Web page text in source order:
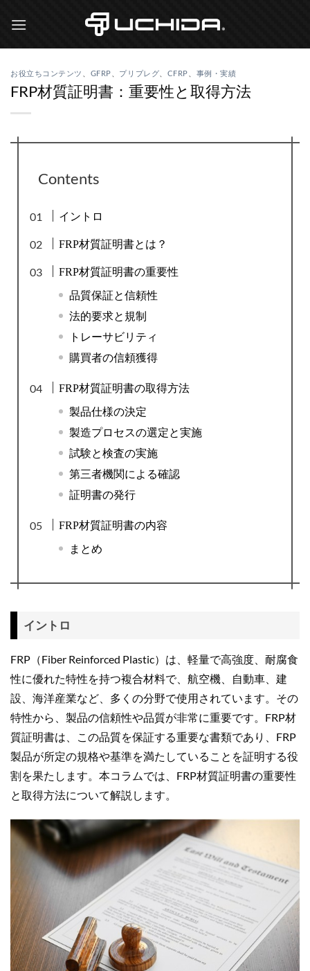
お役立ちコンテンツ GFRP プリプレグ CFRP 事例・実績
FRP材質証明書：重要性と取得方法
Contents
イントロ
FRP材質証明書とは？
FRP材質証明書の重要性
品質保証と信頼性
法的要求と規制
トレーサビリティ
購買者の信頼獲得
FRP材質証明書の取得方法
製品仕様の決定
製造プロセスの選定と実施
試験と検査の実施
第三者機関による確認
証明書の発行
FRP材質証明書の内容
まとめ
イントロ
FRP（Fiber Reinforced Plastic）は、軽量で高強度、耐腐食
性に優れた特性を持つ複合材料で、航空機、自動車、建
設、海洋産業など、多くの分野で使用されています。その
特性から、製品の信頼性や品質が非常に重要です。FRP材
質証明書は、この品質を保証する重要な書類であり、FRP
製品が所定の規格や基準を満たしていることを証明する役
割を果たします。本コラムでは、FRP材質証明書の重要性
と取得方法について解説します。